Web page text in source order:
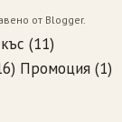
от Blogger.
(11)
Промоция (1)